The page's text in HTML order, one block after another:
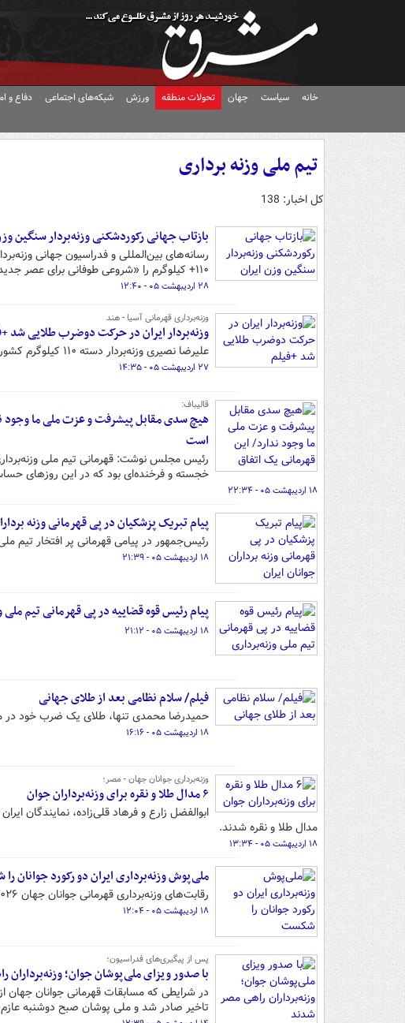
خانه سیاست جهان تحولات منطقه ورزش شبکه‌های اجتماعی دفاع و
تیم ملی وزنه برداری
کل اخبار: 138
بازتاب جهانی رکوردشکنی وزنه‌بردار سنگین
۱۱۰+ کیلوگرم را «شروعی طوفانی برای عصر جدید وزنه‌برداری» توصیف کرد.
۲۸ اردیبهشت ۰۵ - ۱۲:۴۰
وزنه‌برداری قهرمانی آسیا - هند
وزنه‌بردار ایران در حرکت دوضرب طلایی شد
علیرضا نصیری وزنه‌بردار دسته ۱۱۰ کیلوگرم کشورمان در مسابقات قهرمانی آسیا در دوضرب به مدال طلا رسید.
۲۷ اردیبهشت ۰۵ - ۱۴:۳۵
قالیباف:
هیچ سدی مقابل پیشرفت و عزت ملی ما وجود
است
رئیس مجلس نوشت: قهرمانی تیم ملی
خجسته و فرخنده‌ای بود که در این روزهای
۱۸ اردیبهشت ۰۵ - ۲۲:۳۴
پیام تبریک پزشکیان در پی قهرمانی وزنه
رئیس‌جمهور در پیامی قهرمانی پر افتخار تیم
۱۸ اردیبهشت ۰۵ - ۲۱:۳۹
پیام رئیس قوه قضاییه در پی قهرمانی تیم ملی
۱۸ اردیبهشت ۰۵ - ۲۱:۱۲
فیلم/ سلام نظامی بعد از طلای جهانی
حمیدرضا محمدی تنها، طلای یک ضرب خود در
۱۸ اردیبهشت ۰۵ - ۱۶:۱۶
وزنه‌برداری جوانان جهان - مصر؛
۶ مدال طلا و نقره برای وزنه‌برداران جوان
مدال طلا و نقره شدند.
۱۸ اردیبهشت ۰۵ - ۱۳:۳۴
ملی‌پوش وزنه‌برداری ایران دو رکورد جوانان
رقابت‌های وزنه‌برداری قهرمانی جوانان جهان ۲۰۲۶ برای نمایندگان ایران با ثبت چند رکورد ملی همراه شد.
۱۸ اردیبهشت ۰۵ - ۱۲:۰۴
پس از پیگیری‌های فدراسیون؛
با صدور ویزای ملی‌پوشان جوان؛
در شرایطی که مسابقات قهرمانی جوانان جهان
تاخیر صادر شد و ملی پوشان صبح دوشنبه